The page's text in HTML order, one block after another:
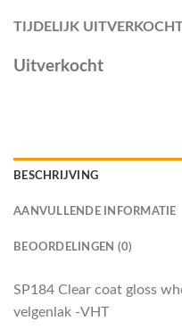
TIJDELIJK
Uitverkocht
BESCHRIJVING
AANVULLENDE INFORMATIE
BEOORDELINGEN (0)
SP184 Clear coat gloss
velgenlak -VHT